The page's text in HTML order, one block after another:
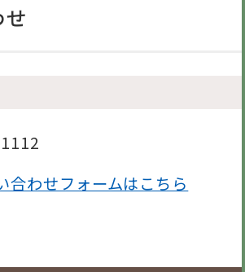
合わせフォームはこちら